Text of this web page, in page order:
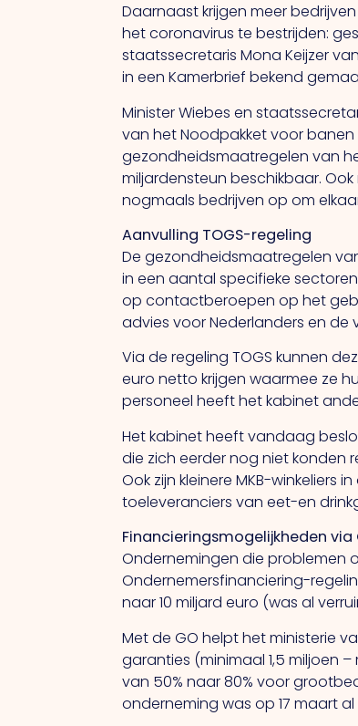
Daarnaast krijgen meer
het coronavirus te bestrijden:
staatssecretaris Mona Keijzer
in een Kamerbrief bekend
Minister Wiebes en
van het Noodpakket voor
gezondheidsmaatregelen van
miljardensteun beschikbaar.
nogmaals bedrijven op om
Aanvulling TOGS-regeling
De gezondheidsmaatregelen
in een aantal specifieke
op contactberoepen op het
advies voor Nederlanders en
Via de regeling TOGS kunnen
euro netto krijgen waarmee ze
personeel heeft het kabinet
Het kabinet heeft vandaag
die zich eerder nog niet konden
Ook zijn kleinere MKB-
toeleveranciers van eet-en
Financieringsmogelijkheden
Ondernemingen die problemen
Ondernemersfinanciering-
naar 10 miljard euro (was al
Met de GO helpt het ministerie
garanties (minimaal 1,5 miljoen
van 50% naar 80% voor
onderneming was op 17 maart al